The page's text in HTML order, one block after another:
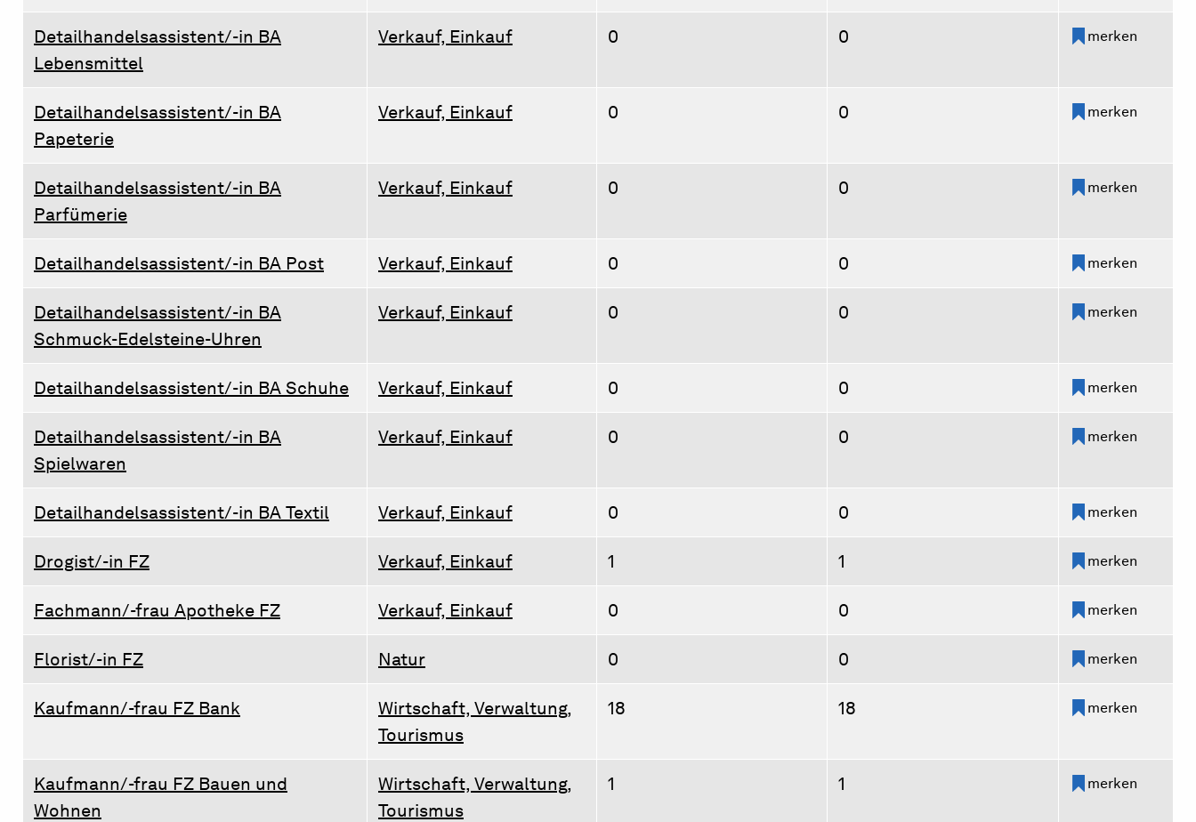
Detailhandelsassistent/-in BA
Lebensmittel
Verkauf, Einkauf 0 0 merken
Detailhandelsassistent/-in BA
Papeterie
Verkauf, Einkauf 0 0 merken
Detailhandelsassistent/-in BA
Parfümerie
Verkauf, Einkauf 0 0 merken
Detailhandelsassistent/-in BA Post Verkauf, Einkauf 0 0 merken
Detailhandelsassistent/-in BA
Schmuck-Edelsteine-Uhren
Verkauf, Einkauf 0 0 merken
Detailhandelsassistent/-in BA Schuhe Verkauf, Einkauf 0 0 merken
Detailhandelsassistent/-in BA
Spielwaren
Verkauf, Einkauf 0 0 merken
Detailhandelsassistent/-in BA Textil Verkauf, Einkauf 0 0 merken
Drogist/-in FZ Verkauf, Einkauf 1 1 merken
Fachmann/-frau Apotheke FZ Verkauf, Einkauf 0 0 merken
Florist/-in FZ Natur 0 0 merken
Kaufmann/-frau FZ Bank
Wirtschaft, Verwaltung,
Tourismus
18 18 merken
Kaufmann/-frau FZ Bauen und
Wohnen
Wirtschaft, Verwaltung,
Tourismus
1 1 merken